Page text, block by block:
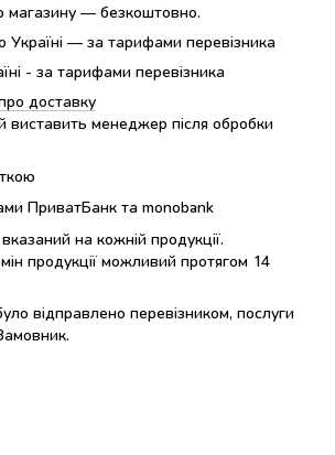
магазину — безкоштовно.
— за тарифами перевізника
- за тарифами перевізника
доставку
виставить менеджер після обробки
ПриватБанк та monobank
на кожній продукції.
продукції можливий протягом 14
відправлено перевізником, послуги